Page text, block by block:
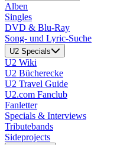
Alben
Singles
DVD & Blu-Ray
Song- und Lyric-Suche
U2 Specials
U2 Wiki
U2 Bücherecke
U2 Travel Guide
U2.com Fanclub
Fanletter
Specials & Interviews
Tributebands
Sideprojects